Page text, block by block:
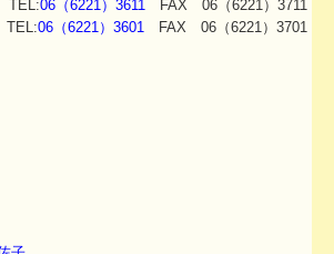
TEL:06（6221）3611
FAX 06（6221）3711
TEL:06（6221）3601 FAX 06（6221）3701